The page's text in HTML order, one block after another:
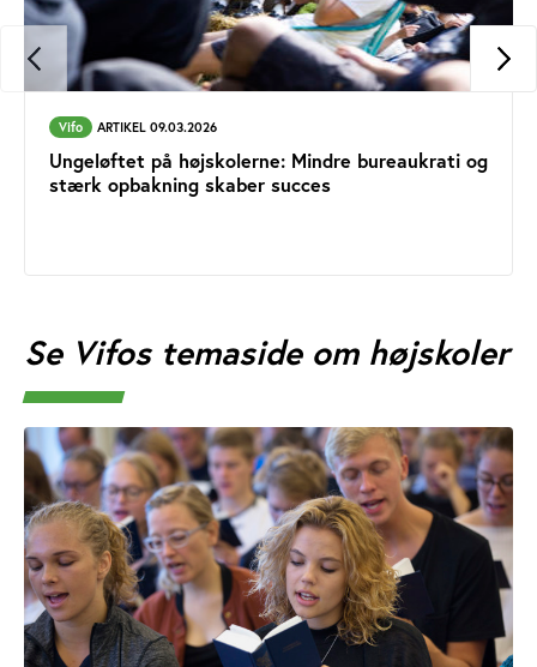
Vifo ARTIKEL 09.03.2026
Ungeløftet på højskolerne: Mindre bureaukrati og
stærk opbakning skaber succes
Se Vifos temaside om højskoler